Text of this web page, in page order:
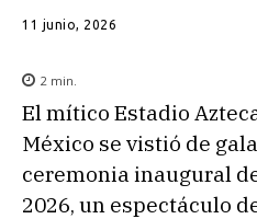
11 junio, 2026
2 min.
El mítico Estadio
México se vistió de
ceremonia inaugural
2026, un espectáculo